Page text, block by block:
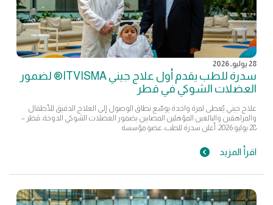
28 يوليو, 2026
سدرة للطب يقدم أول علاج جيني ITVISMA® لضمور
العضلات الشوكي في قطر
علاج جيني يُعطى لمرة واحدة يوسّع نطاق الوصول إلى العلاج الدقيق للأطفال
والمراهقين والبالغين المؤهلين المصابين بضمور العضلات الشوكي الدوحة، قطر –
28 يوليو 2026: أعلن سدرة للطب، عضو مؤسسة
اقرأ المزيد